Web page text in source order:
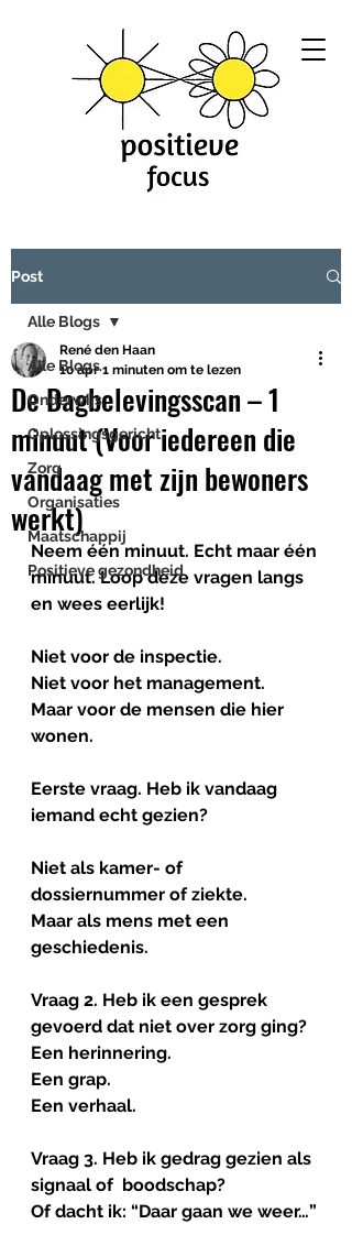
Post
Alle Blogs
Onderwijs
Oplossingsgericht
Zorg
Organisaties
Maatschappij
Positieve gezondheid
Alle Blogs
De Dagbelevingsscan – 1
minuut (Voor iedereen die
vandaag met zijn bewoners
werkt)
René den Haan
10 apr 1 minuten om te lezen
Neem één minuut. Echt maar één
minuut. Loop deze vragen langs
en wees eerlijk!
Niet voor de inspectie.
Niet voor het management.
Maar voor de mensen die hier
wonen.
Eerste vraag. Heb ik vandaag
iemand echt gezien?
Niet als kamer- of
dossiernummer of ziekte.
Maar als mens met een
geschiedenis.
Vraag 2. Heb ik een gesprek
gevoerd dat niet over zorg ging?
Een herinnering.
Een grap.
Een verhaal.
Vraag 3. Heb ik gedrag gezien als
signaal of  boodschap?
Of dacht ik: “Daar gaan we weer…”